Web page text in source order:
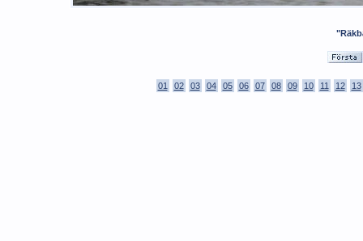
01 02 03 04 05 06 07 08 09 10 11 12 13